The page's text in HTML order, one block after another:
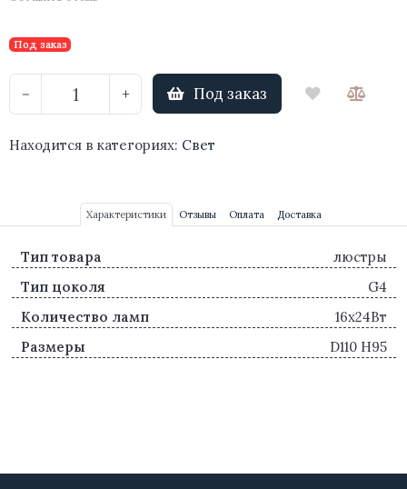
Под заказ
− + Под заказ
Находится в категориях: Свет
Характеристики Отзывы Оплата Доставка
Тип товара
люстры
Тип цоколя
G4
Количество ламп
16х24Вт
Размеры
D110 H95